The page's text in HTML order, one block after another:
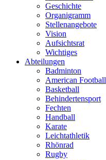
Geschichte
Organigramm
Stellenangebote
Vision
Aufsichtsrat
Wichtiges
Abteilungen
Badminton
American Football
Basketball
Behindertensport
Fechten
Handball
Karate
Leichtathletik
Rhönrad
Rugby